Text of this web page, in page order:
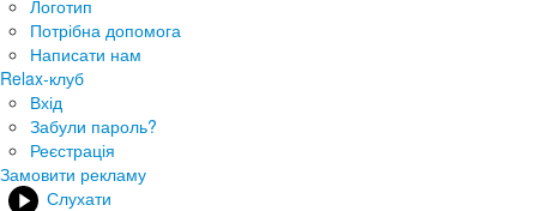
Логотип
Потрібна допомога
Написати нам
Relax-клуб
Вхід
Забули пароль?
Реєстрація
Замовити рекламу
Слухати